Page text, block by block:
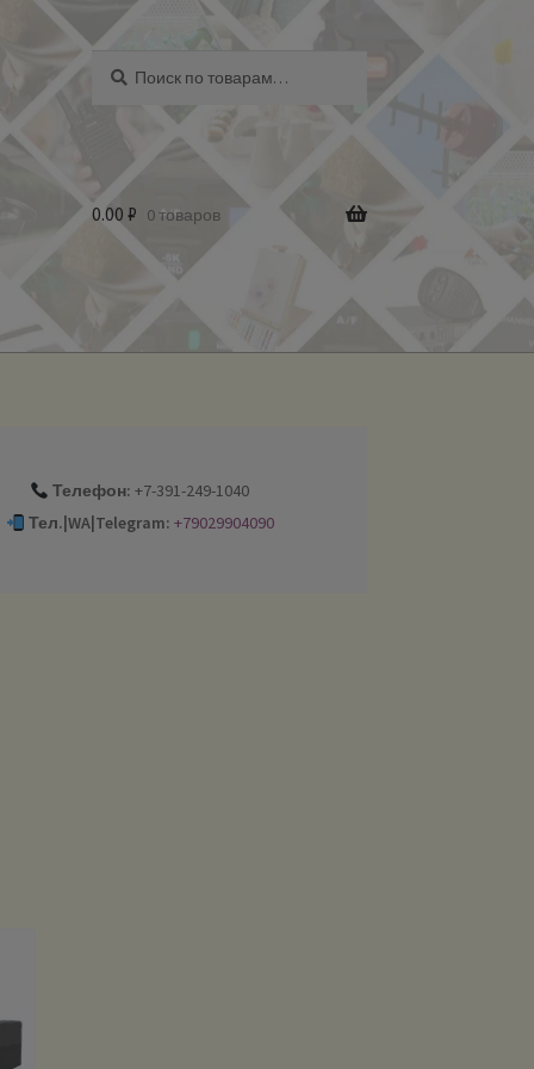
0.00 ₽ 0 товаров
Телефон: +7-391-249-1040
Тел.|WA|Telegram: +79029904090